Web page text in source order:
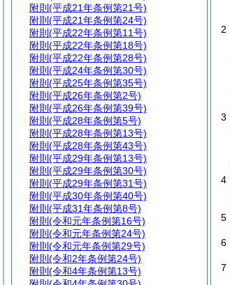
2
3
4
5
6
7
附則 (平成21年条例第21号)
附則 (平成21年条例第24号)
附則 (平成22年条例第11号)
附則 (平成22年条例第18号)
附則 (平成22年条例第28号)
附則 (平成24年条例第30号)
附則 (平成25年条例第35号)
附則 (平成26年条例第2号)
附則 (平成26年条例第39号)
附則 (平成28年条例第5号)
附則 (平成28年条例第13号)
附則 (平成28年条例第43号)
附則 (平成29年条例第13号)
附則 (平成29年条例第30号)
附則 (平成29年条例第31号)
附則 (平成30年条例第40号)
附則 (平成31年条例第8号)
附則 (令和元年条例第16号)
附則 (令和元年条例第24号)
附則 (令和元年条例第29号)
附則 (令和2年条例第24号)
附則 (令和4年条例第13号)